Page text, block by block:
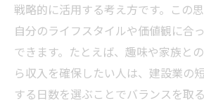
戦略的に活用する考え方です。この思
自分のライフスタイルや価値観に合
できます。たとえば、趣味や家族と
ら収入を確保したい人は、建設業の
する日数を選ぶことでバランスを取